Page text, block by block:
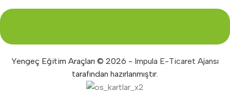
Yengeç Eğitim Araçları © 2026 - Impula E-Ticaret Ajansı
tarafından hazırlanmıştır.